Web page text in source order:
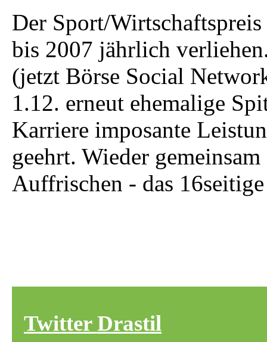
Der Sport/
bis 2007 jährlich
(jetzt Börse Social
1.12. erneut ehemalige
Karriere imposante
geehrt. Wieder
Auffrischen - das
Twitter Drastil